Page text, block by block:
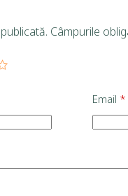
Câmpurile
Email *